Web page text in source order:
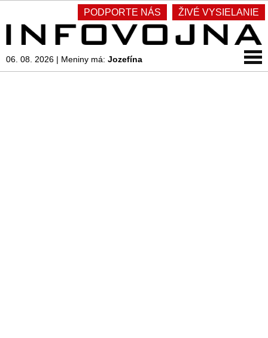
PODPORTE NÁS ŽIVÉ VYSIELANIE
06. 08. 2026 | Meniny má: Jozefína